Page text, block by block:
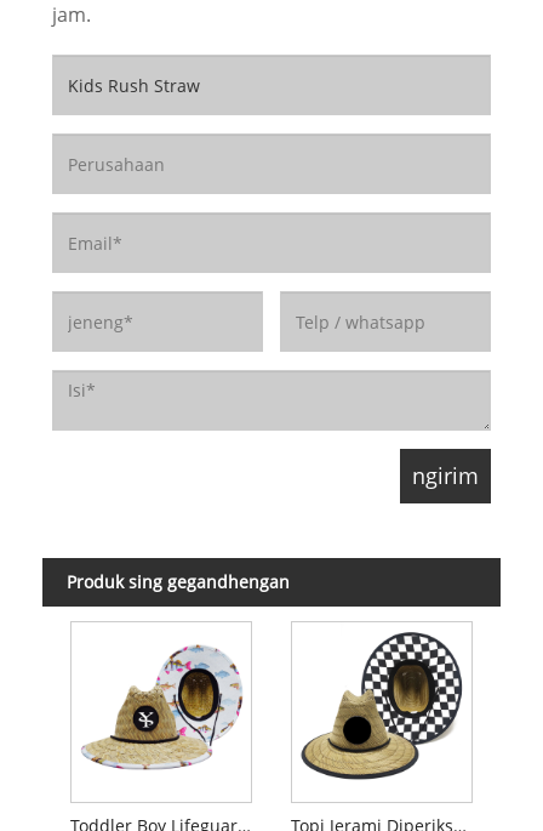
jam.
Produk sing gegandhengan
Toddler Boy Lifeguard Topi Jerami Topi Jerami Diperiksa Anak